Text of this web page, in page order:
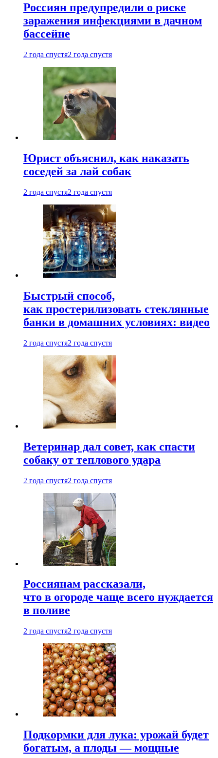
Россиян предупредили о риске
заражения инфекциями в дачном
бассейне
2 года спустя2 года спустя
Юрист объяснил, как наказать
соседей за лай собак
2 года спустя2 года спустя
Быстрый способ,
как простерилизовать стеклянные
банки в домашних условиях: видео
2 года спустя2 года спустя
Ветеринар дал совет, как спасти
собаку от теплового удара
2 года спустя2 года спустя
Россиянам рассказали,
что в огороде чаще всего нуждается
в поливе
2 года спустя2 года спустя
Подкормки для лука: урожай будет
богатым, а плоды — мощные